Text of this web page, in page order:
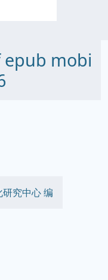
epub mobi
究中心 编